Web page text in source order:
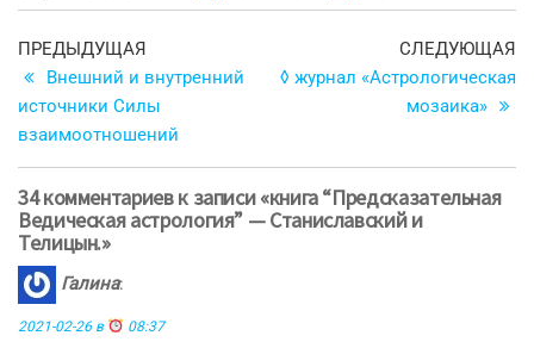
Навигация
по
записям
Предыдущая
запись
ПРЕДЫДУЩАЯ
Внешний и внутренний
источники Силы
взаимоотношений
СЛЕДУЮЩАЯ
◊ журнал «Астрологическая
мозаика»
34 комментариев к записи «книга “Предсказательная
Ведическая астрология” — Станиславский и
Телицын.»
Галина:
2021-02-26 в 08:37